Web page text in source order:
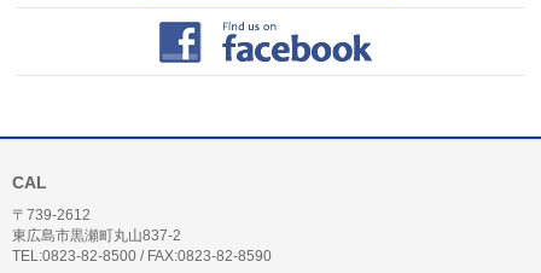
CAL
〒739-2612
東広島市黒瀬町丸山837-2
TEL:0823-82-8500 / FAX:0823-82-8590